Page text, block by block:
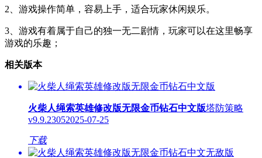
2、游戏操作简单，容易上手，适合玩家休闲娱乐。
3、游戏有着属于自己的独一无二剧情，玩家可以在这里畅享
游戏的乐趣；
相关版本
火柴人绳索英雄修改版无限金币钻石中文版塔防策略
v9.9.23052025-07-25
下载